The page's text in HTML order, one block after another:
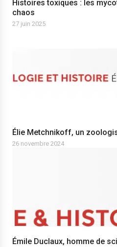
Histoires toxiques : les
chaos
27 juin 2025
Élie Metchnikoff, un
26 novembre 2024
Émile Duclaux, homme de